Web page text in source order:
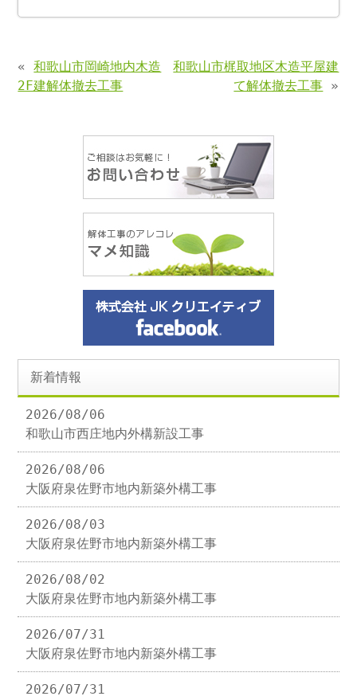
«和歌山市岡崎地内木造
2F建解体撤去工事
和歌山市梶取地区木造平屋建
て解体撤去工事 »
新着情報
2026/08/06
和歌山市西庄地内外構新設工事
2026/08/06
大阪府泉佐野市地内新築外構工事
2026/08/03
大阪府泉佐野市地内新築外構工事
2026/08/02
大阪府泉佐野市地内新築外構工事
2026/07/31
大阪府泉佐野市地内新築外構工事
2026/07/31